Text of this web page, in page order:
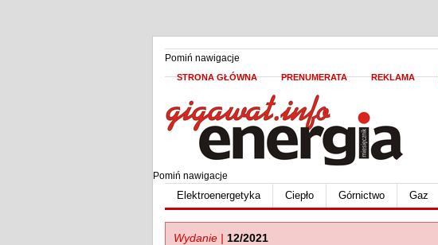
Pomiń nawigacje
STRONA GŁÓWNA PRENUMERATA REKLAMA
Pomiń nawigacje
Elektroenergetyka Ciepło Górnictwo Gaz
Wydanie | 12/2021